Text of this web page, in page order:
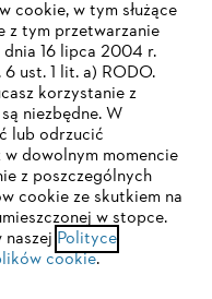
prawne Cookies
NIE JEST
nie obsługujemy. W
strony zalecamy
cookie, w tym służące
z tym przetwarzanie
16 lipca 2004 r.
ust. 1 lit. a) RODO.
korzystanie z
niezbędne. W
lub odrzucić
dowolnym momencie
z poszczególnych
cookie ze skutkiem na
w stopce.
Polityce
cookie.